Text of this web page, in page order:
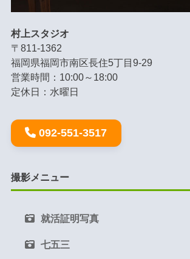
村上スタジオ
〒811-1362
福岡県福岡市南区長住5丁目9-29
営業時間：10:00～18:00
定休日：水曜日
092-551-3517
撮影メニュー
就活証明写真
七五三